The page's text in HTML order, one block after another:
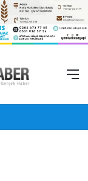
Erten’e Ziyaret